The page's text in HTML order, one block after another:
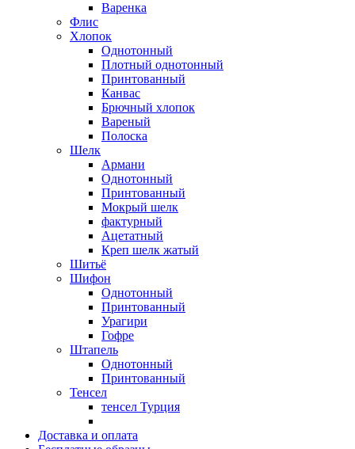
Варенка
Флис
Хлопок
Однотонный
Плотный однотонный
Принтованный
Канвас
Брючный хлопок
Вареный
Полоска
Шелк
Армани
Однотонный
Принтованный
Мокрый шелк
фактурный
Ацетатный
Креп шелк жатый
Шитьё
Шифон
Однотонный
Принтованный
Урагири
Гофре
Штапель
Однотонный
Принтованный
Тенсел
тенсел Турция
Доставка и оплата